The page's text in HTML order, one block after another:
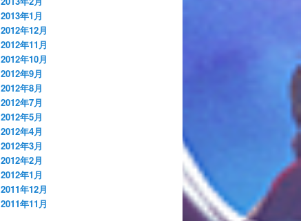
2013年1月
2012年12月
2012年11月
2012年10月
2012年9月
2012年8月
2012年7月
2012年5月
2012年4月
2012年3月
2012年2月
2012年1月
2011年12月
2011年11月